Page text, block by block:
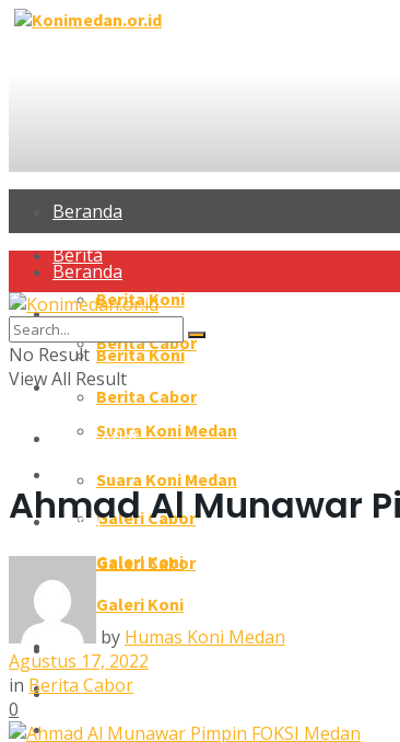
Beranda
Berita
Berita Koni
Berita Cabor
Profil Atlet
Suara Koni Medan
Galeri
Galeri Cabor
Galeri Koni
Pengcab/Pengkot
Susunan Pengurus
Kontak Kami
Beranda
Berita
Berita Koni
Berita Cabor
Profil Atlet
Suara Koni Medan
Galeri
Galeri Cabor
Galeri Koni
Pengcab/Pengkot
Susunan Pengurus
Kontak Kami
No Result
View All Result
Ahmad Al Munawar
by Humas Koni Medan
Agustus 17, 2022
in Berita Cabor
0